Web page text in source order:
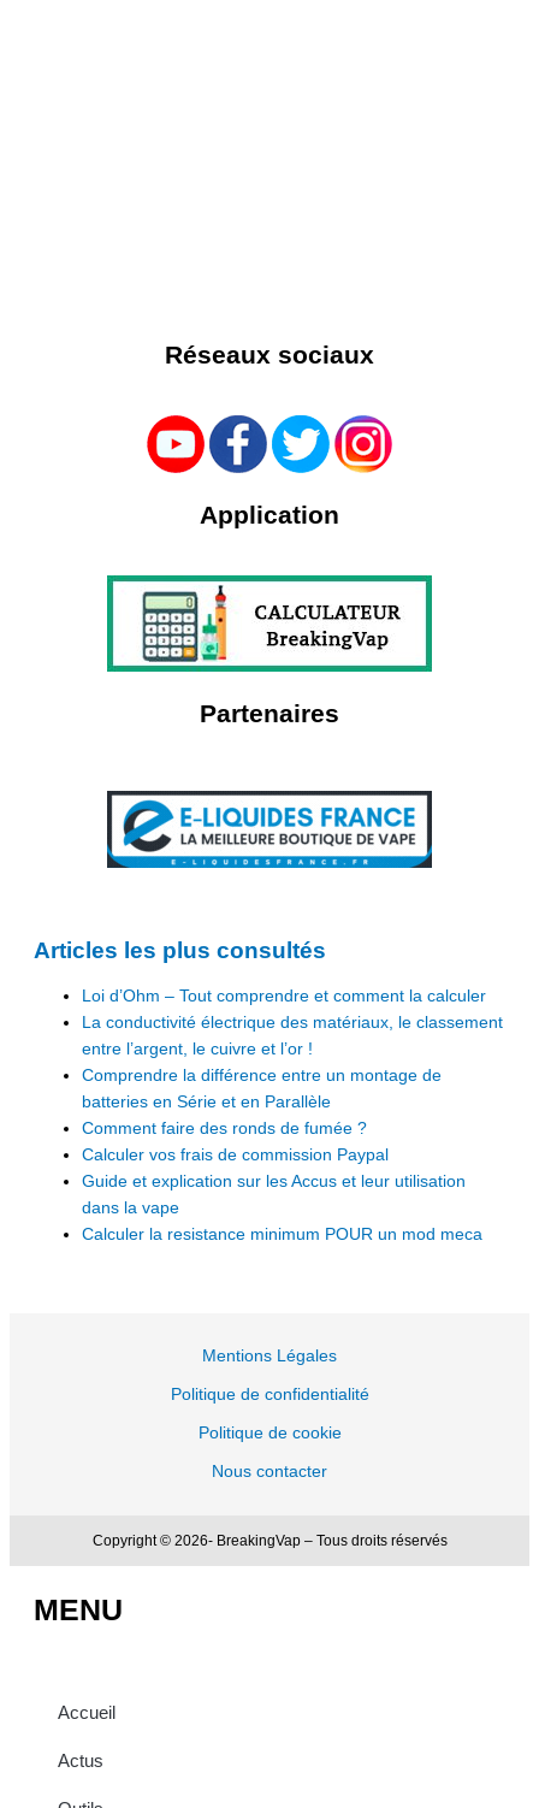
Réseaux sociaux
Application
Partenaires
Articles les plus consultés
Loi d’Ohm – Tout comprendre et comment la calculer
La conductivité électrique des matériaux, le classement
entre l’argent, le cuivre et l’or !
Comprendre la différence entre un montage de
batteries en Série et en Parallèle
Comment faire des ronds de fumée ?
Calculer vos frais de commission Paypal
Guide et explication sur les Accus et leur utilisation
dans la vape
Calculer la resistance minimum POUR un mod meca
Mentions Légales
Politique de confidentialité
Politique de cookie
Nous contacter
Copyright © 2026- BreakingVap – Tous droits réservés
MENU
Accueil
Actus